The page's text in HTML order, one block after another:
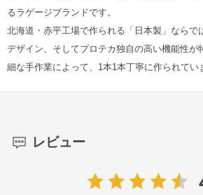
るラゲージブランドです。
北海道・赤平工場で作られる「日本製」ならで
デザイン、そしてプロテカ独自の高い機能性が
細な手作業によって、1本1本丁寧に作られてい
レビュー